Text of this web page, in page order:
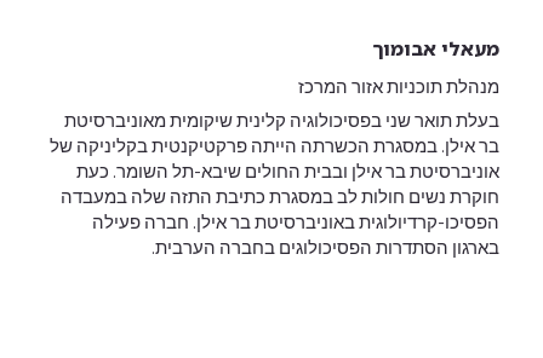
מעאלי אבומוך
מנהלת תוכניות אזור המרכז
בעלת תואר שני בפסיכולוגיה קלינית שיקומית מאוניברסיטת
בר אילן. במסגרת הכשרתה הייתה פרקטיקנטית בקליניקה של
אוניברסיטת בר אילן ובבית החולים שיבא-תל השומר. כעת
חוקרת נשים חולות לב במסגרת כתיבת התזה שלה במעבדה
הפסיכו-קרדיולוגית באוניברסיטת בר אילן. חברה פעילה
בארגון הסתדרות הפסיכולוגים בחברה הערבית.